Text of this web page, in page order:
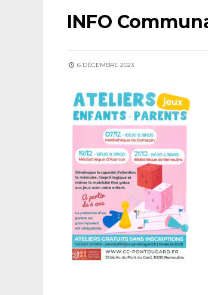
INFO
6 DÉCEMBRE 2023